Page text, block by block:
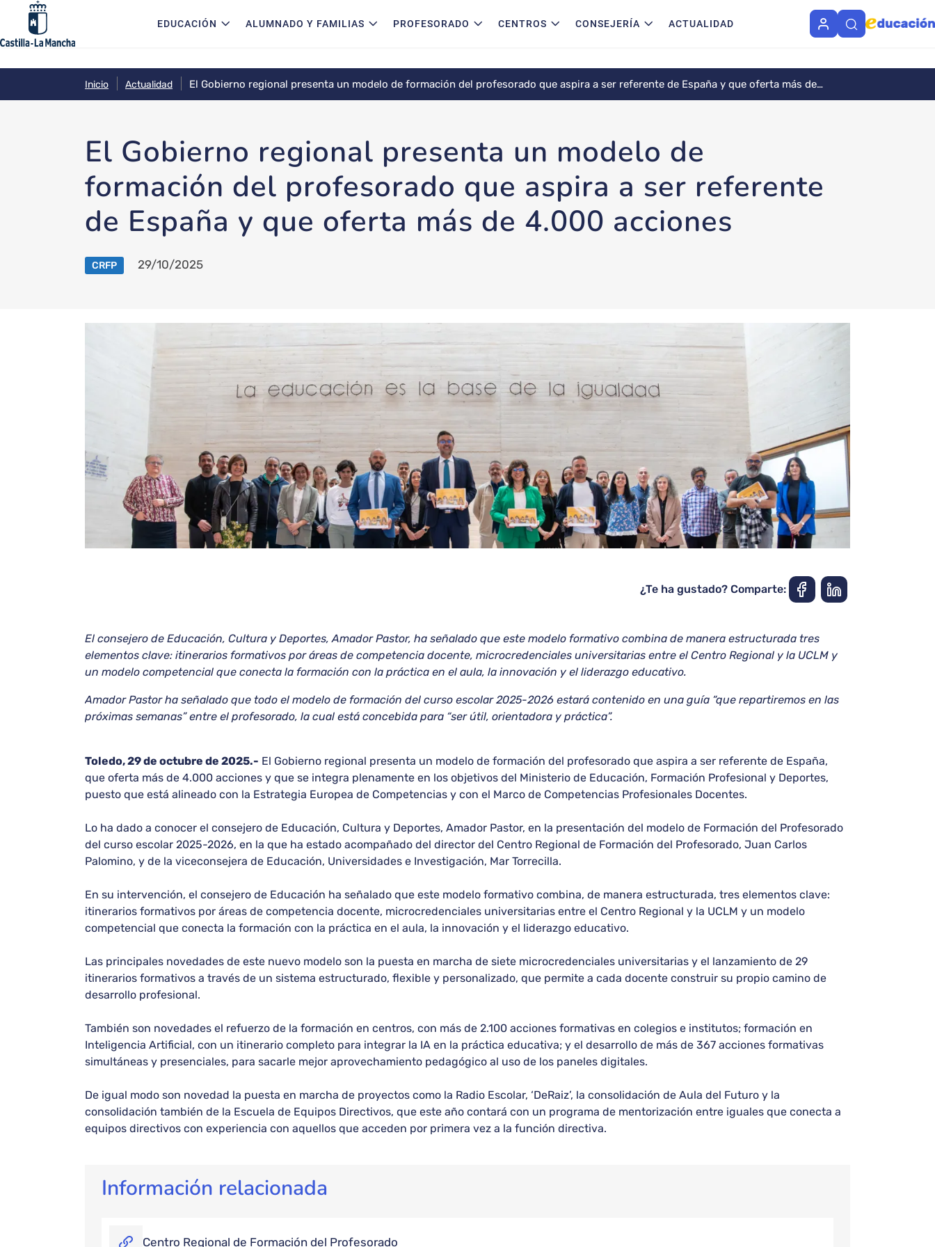
Pasar al contenido principalNavegación principal
EDUCACIÓN ALUMNADO Y FAMILIAS PROFESORADO CENTROS CONSEJERÍA ACTUALIDAD
Inicio Actualidad
El Gobierno regional presenta un modelo de formación del profesorado que aspira a ser referente de España y que oferta más de
4.000 acciones
El Gobierno regional presenta un modelo de
formación del profesorado que aspira a ser referente
de España y que oferta más de 4.000 acciones
CRFP 29/10/2025
¿Te ha gustado? Comparte:
El consejero de Educación, Cultura y Deportes, Amador Pastor, ha señalado que este modelo formativo combina de manera estructurada tres
elementos clave: itinerarios formativos por áreas de competencia docente, microcredenciales universitarias entre el Centro Regional y la UCLM y
un modelo competencial que conecta la formación con la práctica en el aula, la innovación y el liderazgo educativo.
Amador Pastor ha señalado que todo el modelo de formación del curso escolar 2025-2026 estará contenido en una guía “que repartiremos en las
próximas semanas” entre el profesorado, la cual está concebida para “ser útil, orientadora y práctica”.
Toledo, 29 de octubre de 2025.- El Gobierno regional presenta un modelo de formación del profesorado que aspira a ser referente de España,
que oferta más de 4.000 acciones y que se integra plenamente en los objetivos del Ministerio de Educación, Formación Profesional y Deportes,
puesto que está alineado con la Estrategia Europea de Competencias y con el Marco de Competencias Profesionales Docentes.
Lo ha dado a conocer el consejero de Educación, Cultura y Deportes, Amador Pastor, en la presentación del modelo de Formación del Profesorado
del curso escolar 2025-2026, en la que ha estado acompañado del director del Centro Regional de Formación del Profesorado, Juan Carlos
Palomino, y de la viceconsejera de Educación, Universidades e Investigación, Mar Torrecilla.
En su intervención, el consejero de Educación ha señalado que este modelo formativo combina, de manera estructurada, tres elementos clave:
itinerarios formativos por áreas de competencia docente, microcredenciales universitarias entre el Centro Regional y la UCLM y un modelo
competencial que conecta la formación con la práctica en el aula, la innovación y el liderazgo educativo.
Las principales novedades de este nuevo modelo son la puesta en marcha de siete microcredenciales universitarias y el lanzamiento de 29
itinerarios formativos a través de un sistema estructurado, flexible y personalizado, que permite a cada docente construir su propio camino de
desarrollo profesional.
También son novedades el refuerzo de la formación en centros, con más de 2.100 acciones formativas en colegios e institutos; formación en
Inteligencia Artificial, con un itinerario completo para integrar la IA en la práctica educativa; y el desarrollo de más de 367 acciones formativas
simultáneas y presenciales, para sacarle mejor aprovechamiento pedagógico al uso de los paneles digitales.
De igual modo son novedad la puesta en marcha de proyectos como la Radio Escolar, ‘DeRaiz’, la consolidación de Aula del Futuro y la
consolidación también de la Escuela de Equipos Directivos, que este año contará con un programa de mentorización entre iguales que conecta a
equipos directivos con experiencia con aquellos que acceden por primera vez a la función directiva.
Información relacionada
Centro Regional de Formación del Profesorado